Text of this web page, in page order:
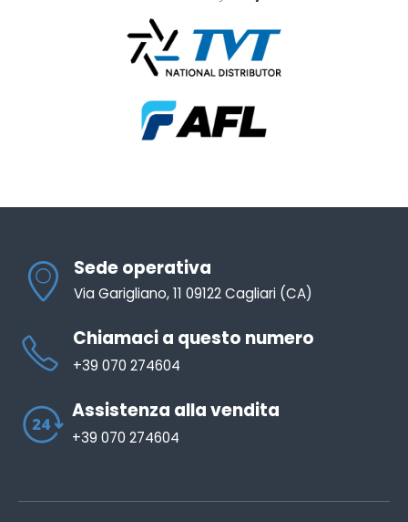
Sede operativa
Via Garigliano, 11 09122 Cagliari (CA)
Chiamaci a questo numero
+39 070 274604
Assistenza alla vendita
+39 070 274604